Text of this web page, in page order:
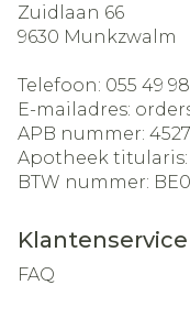
Zuidlaan 66
9630 Munkzwalm
Telefoon: 055 49
E-mailadres:
APB nummer:
Apotheek titularis:
BTW nummer:
Klantenservice
FAQ